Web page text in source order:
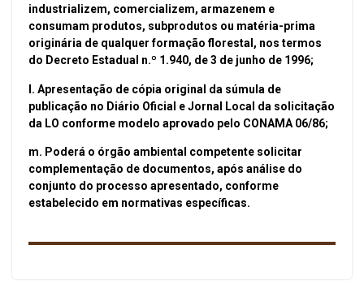
industrializem, comercializem, armazenem e
consumam produtos, subprodutos ou matéria-prima
originária de qualquer formação florestal, nos termos
do Decreto Estadual n.º 1.940, de 3 de junho de 1996;
l. Apresentação de cópia original da súmula de
publicação no Diário Oficial e Jornal Local da solicitação
da LO conforme modelo aprovado pelo CONAMA 06/86;
m. Poderá o órgão ambiental competente solicitar
complementação de documentos, após análise do
conjunto do processo apresentado, conforme
estabelecido em normativas específicas.